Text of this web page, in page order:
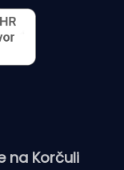
na Korčuli